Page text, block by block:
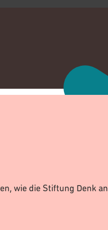
wie die Stiftung Denk an